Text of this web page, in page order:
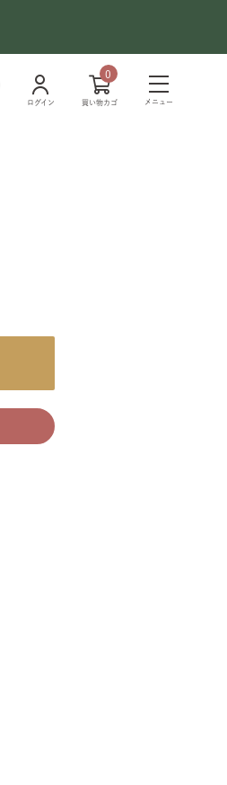
ログイン
0
買い物カゴ メニュー